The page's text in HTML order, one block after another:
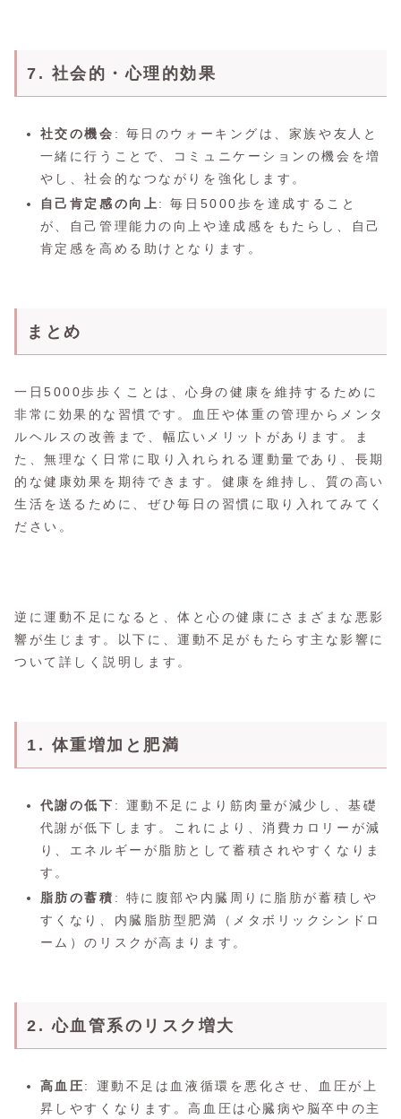
7. 社会的・心理的効果
社交の機会 : 毎日のウォーキングは、家族や友人と
一緒に行うことで、コミュニケーションの機会を増
やし、社会的なつながりを強化します。
自己肯定感の向上 : 毎日5000歩を達成すること
が、自己管理能力の向上や達成感をもたらし、自己
肯定感を高める助けとなります。
まとめ
一日5000歩歩くことは、心身の健康を維持するために
非常に効果的な習慣です。血圧や体重の管理からメンタ
ルヘルスの改善まで、幅広いメリットがあります。ま
た、無理なく日常に取り入れられる運動量であり、長期
的な健康効果を期待できます。健康を維持し、質の高い
生活を送るために、ぜひ毎日の習慣に取り入れてみてく
ださい。
逆に運動不足になると、体と心の健康にさまざまな悪影
響が生じます。以下に、運動不足がもたらす主な影響に
ついて詳しく説明します。
1. 体重増加と肥満
代謝の低下 : 運動不足により筋肉量が減少し、基礎
代謝が低下します。これにより、消費カロリーが減
り、エネルギーが脂肪として蓄積されやすくなりま
す。
脂肪の蓄積 : 特に腹部や内臓周りに脂肪が蓄積しや
すくなり、内臓脂肪型肥満（メタボリックシンドロ
ーム）のリスクが高まります。
2. 心血管系のリスク増大
高血圧: 運動不足は血液循環を悪化させ、血圧が上
昇しやすくなります。高血圧は心臓病や脳卒中の主